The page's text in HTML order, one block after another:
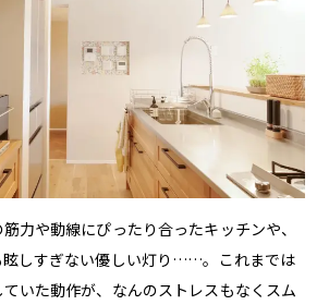
力や動線にぴったり合ったキッチンや、
眩しすぎない優しい灯り……。これまでは
ていた動作が、なんのストレスもなくスム